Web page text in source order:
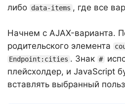
либо data-items , где все
Начнем с AJAX-варианта.
родительского элемента
Endpoint:cities . Знак #
плейсхолдер, и JavaScript
вставлять выбранный